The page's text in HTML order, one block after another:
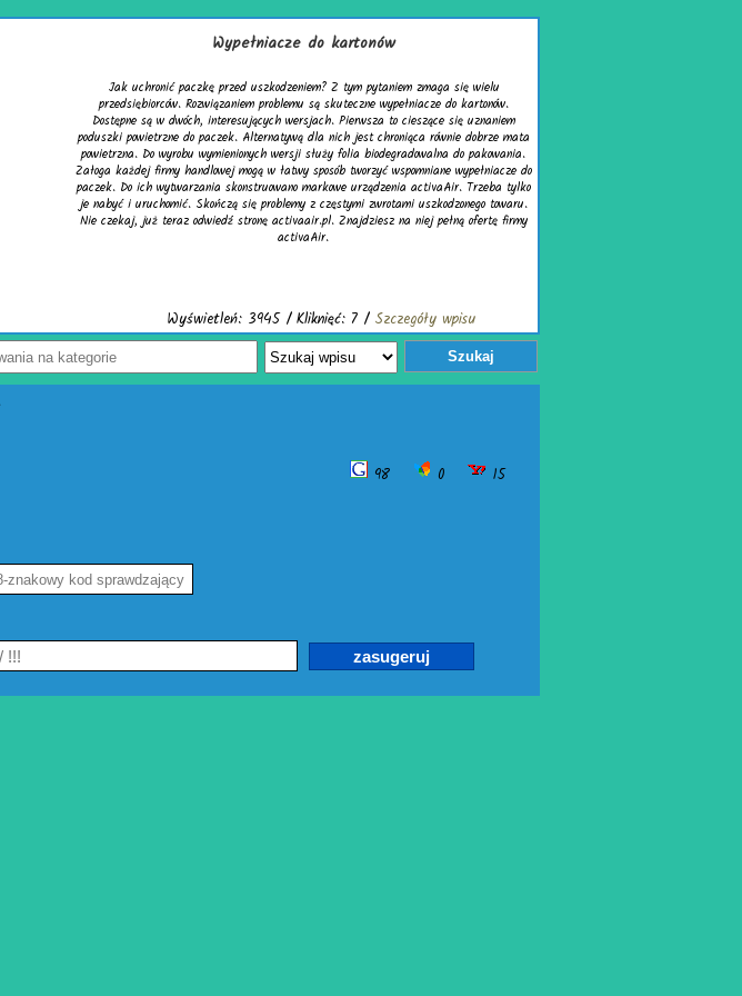
Wypełniacze do kartonów
Jak uchronić paczkę przed uszkodzeniem? Z tym pytaniem zmaga się wielu
przedsiębiorców. Rozwiązaniem problemu są skuteczne wypełniacze do kartonów.
Dostępne są w dwóch, interesujących wersjach. Pierwsza to cieszące się uznaniem
poduszki powietrzne do paczek. Alternatywą dla nich jest chroniąca równie dobrze mata
powietrzna. Do wyrobu wymienionych wersji służy folia biodegradowalna do pakowania.
Załoga każdej firmy handlowej mogą w łatwy sposób tworzyć wspomniane wypełniacze do
paczek. Do ich wytwarzania skonstruowano markowe urządzenia activaAir. Trzeba tylko
je nabyć i uruchomić. Skończą się problemy z częstymi zwrotami uszkodzonego towaru.
Nie czekaj, już teraz odwiedź stronę activaair.pl. Znajdziesz na niej pełną ofertę firmy
activaAir.
Wyświetleń: 3945 / Kliknięć: 7 / Szczegóły wpisu
Szukaj
98 0 15